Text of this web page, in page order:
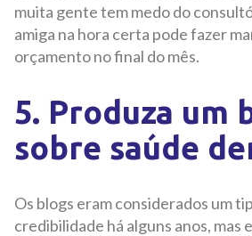
muita gente tem medo do
amiga na hora certa pode fazer
orçamento no final do mês.
5. Produza um
sobre saúde
Os blogs eram considerados um
credibilidade há alguns anos, mas